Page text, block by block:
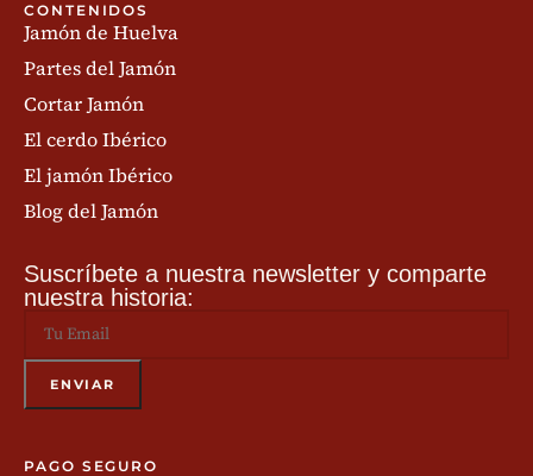
CONTENIDOS
Jamón de Huelva
Partes del Jamón
Cortar Jamón
El cerdo Ibérico
El jamón Ibérico
Blog del Jamón
Suscríbete a nuestra newsletter y comparte
nuestra historia:
PAGO SEGURO